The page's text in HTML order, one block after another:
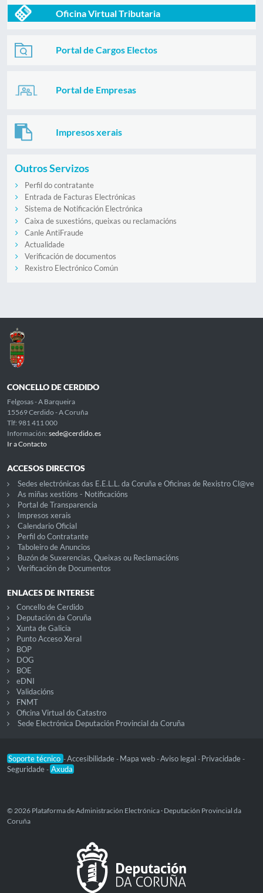
Oficina Virtual Tributaria
Portal de Cargos Electos
Portal de Empresas
Impresos xerais
Outros Servizos
Perfil do contratante
Entrada de Facturas Electrónicas
Sistema de Notificación Electrónica
Caixa de suxestións, queixas ou reclamacións
Canle AntiFraude
Actualidade
Verificación de documentos
Rexistro Electrónico Común
CONCELLO DE CERDIDO
Felgosas - A Barqueira
15569 Cerdido - A Coruña
Tlf: 981 411 000
Información: sede@cerdido.es
Ir a Contacto
ACCESOS DIRECTOS
Sedes electrónicas das E.E.L.L. da Coruña e Oficinas de Rexistro Cl@ve
As miñas xestións - Notificacións
Portal de Transparencia
Impresos xerais
Calendario Oficial
Perfil do Contratante
Taboleiro de Anuncios
Buzón de Suxerencias, Queixas ou Reclamacións
Verificación de Documentos
ENLACES DE INTERESE
Concello de Cerdido
Deputación da Coruña
Xunta de Galicia
Punto Acceso Xeral
BOP
DOG
BOE
eDNI
Validacións
FNMT
Oficina Virtual do Catastro
Sede Electrónica Deputación Provincial da Coruña
Soporte técnico -Accesibilidade - Mapa web -Aviso legal - Privacidade -
Seguridade - Axuda
© 2026 Plataforma de Administración Electrónica · Deputación Provincial da
Coruña